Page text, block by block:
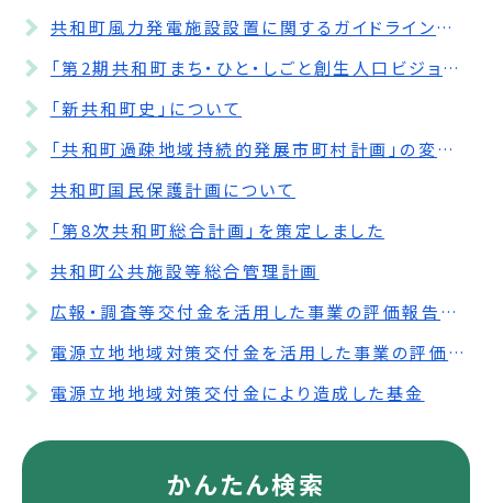
共和町風力発電施設設置に関するガイドラインの制定について
「第2期共和町まち・ひと・しごと創生人口ビジョン・総合戦略」の一部改訂について
「新共和町史」について
「共和町過疎地域持続的発展市町村計画」の変更について
共和町国民保護計画について
「第8次共和町総合計画」を策定しました
共和町公共施設等総合管理計画
広報・調査等交付金を活用した事業の評価報告書の公表について
電源立地地域対策交付金を活用した事業の評価報告書の公表について
電源立地地域対策交付金により造成した基金
かんたん検索